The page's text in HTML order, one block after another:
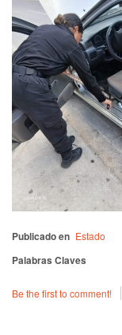
Publicado en Estado
Palabras Claves
Be the first to comment!